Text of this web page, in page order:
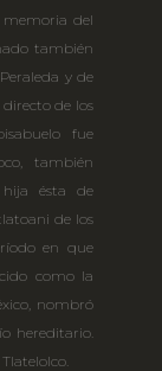
del
también
y de
de los
fue
también
ésta de
de los
en que
como la
nombró
hereditario.